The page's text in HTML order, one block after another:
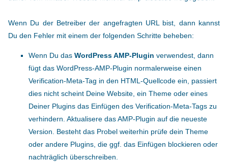
Wenn Du der Betreiber der angefragten URL bist, dann kannst
Du den Fehler mit einem der folgenden Schritte beheben:
Wenn Du das WordPress AMP-Plugin verwendest, dann
fügt das WordPress-AMP-Plugin normalerweise einen
Verification-Meta-Tag in den HTML-Quellcode ein, passiert
dies nicht scheint Deine Website, ein Theme oder eines
Deiner Plugins das Einfügen des Verification-Meta-Tags zu
verhindern. Aktualisere das AMP-Plugin auf die neueste
Version. Besteht das Probel weiterhin prüfe dein Theme
oder andere Plugins, die ggf. das Einfügen blockieren oder
nachträglich überschreiben.